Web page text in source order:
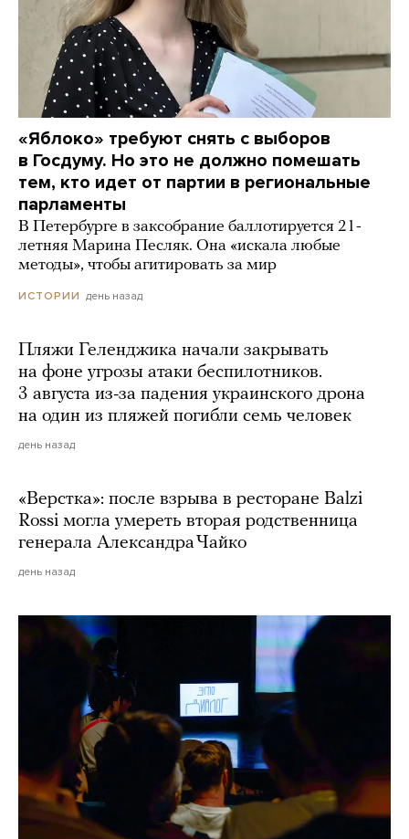
«Яблоко» требуют снять с выборов
в Госдуму. Но это не должно помешать
тем, кто идет от партии в региональные
парламенты
В Петербурге в заксобрание баллотируется 21-
летняя Марина Песляк. Она «искала любые
методы», чтобы агитировать за мир
ИСТОРИИ день назад
Пляжи Геленджика начали закрывать
на фоне угрозы атаки беспилотников.
3 августа из-за падения украинского дрона
на один из пляжей погибли семь человек
день назад
«Верстка»: после взрыва в ресторане Balzi
Rossi могла умереть вторая родственница
генерала Александра Чайко
день назад